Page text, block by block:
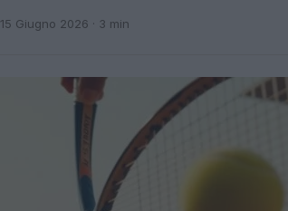
15 Giugno 2026 · 3 min